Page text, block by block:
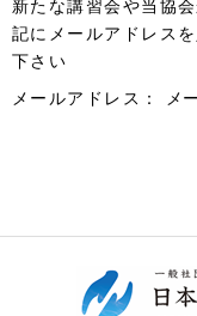
新たな講習会や当協
記にメールアドレス
下さい
メールアドレス：